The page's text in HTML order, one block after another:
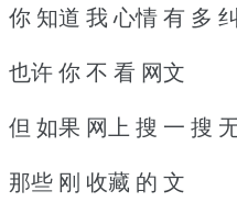
你 知道 我 心情 有 多
也许 你 不 看 网文
但 如果 网上 搜 一 搜
那些 刚 收藏 的 文